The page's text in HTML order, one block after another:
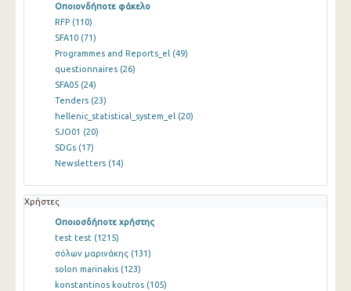
Οποιονδήποτε φάκελο
RFP (110)
SFA10 (71)
Programmes and Reports_el (49)
questionnaires (26)
SFA05 (24)
Tenders (23)
hellenic_statistical_system_el (20)
SJO01 (20)
SDGs (17)
Newsletters (14)
Χρήστες
Οποιοσδήποτε χρήστης
test test (1215)
σόλων μαρινάκης (131)
solon marinakis (123)
konstantinos koutros (105)